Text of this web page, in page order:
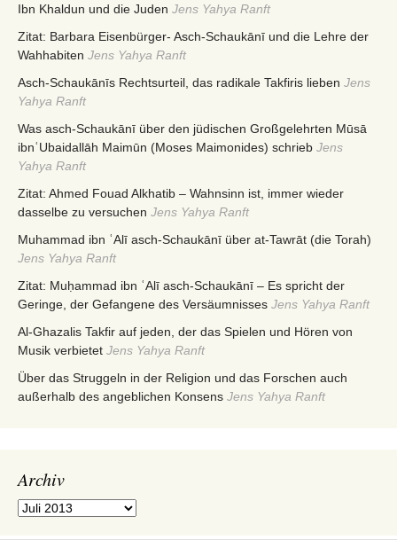
Ibn Khaldun und die Juden Jens Yahya Ranft
Zitat: Barbara Eisenbürger- Asch-Schaukānī und die Lehre der
Wahhabiten Jens Yahya Ranft
Asch-Schaukānīs Rechtsurteil, das radikale Takfiris lieben Jens
Yahya Ranft
Was asch-Schaukānī über den jüdischen Großgelehrten Mūsā
ibnʿUbaidallāh Maimūn (Moses Maimonides) schrieb Jens
Yahya Ranft
Zitat: Ahmed Fouad Alkhatib – Wahnsinn ist, immer wieder
dasselbe zu versuchen Jens Yahya Ranft
Muhammad ibn ʿAlī asch-Schaukānī über at-Tawrāt (die Torah)
Jens Yahya Ranft
Zitat: Muḥammad ibn ʿAlī asch-Schaukānī – Es spricht der
Geringe, der Gefangene des Versäumnisses Jens Yahya Ranft
Al-Ghazalis Takfir auf jeden, der das Spielen und Hören von
Musik verbietet Jens Yahya Ranft
Über das Struggeln in der Religion und das Forschen auch
außerhalb des angeblichen Konsens Jens Yahya Ranft
Archiv
Archiv